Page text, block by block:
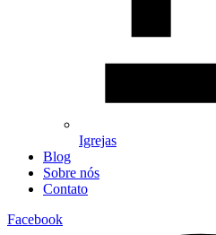
Igrejas
Blog
Sobre nós
Contato
Facebook